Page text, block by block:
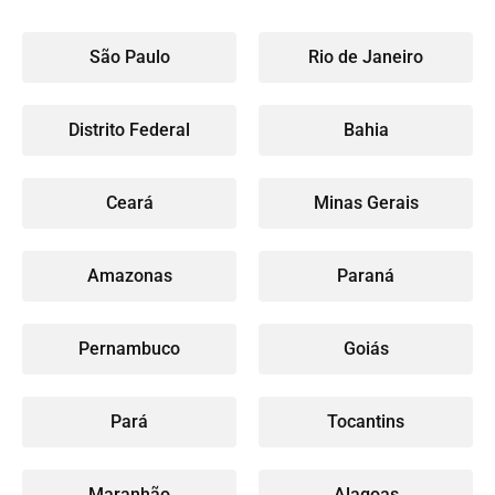
São Paulo Rio de Janeiro
Distrito Federal Bahia
Ceará Minas Gerais
Amazonas Paraná
Pernambuco Goiás
Pará Tocantins